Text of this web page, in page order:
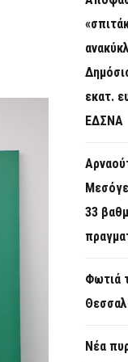
εκατ.
ΕΔΣΝΑ
33
Φωτιά
Νέα